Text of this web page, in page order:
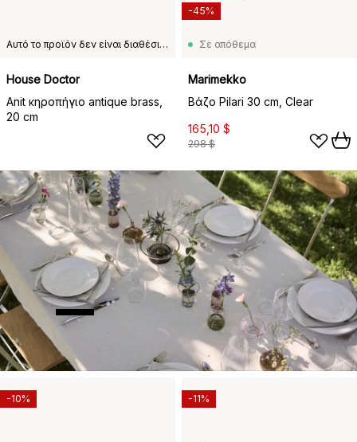
Αυτό το προϊόν δεν είναι διαθέσιμο στη χώρα παράδοσης που έχετε επιλέξει.
House Doctor
Anit κηροπήγιο antique brass,
20 cm
Σε απόθεμα
Marimekko
Βάζο Pilari 30 cm, Clear
165,10 $
298 $
-45%
-10% -11%